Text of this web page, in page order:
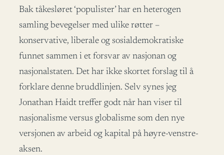
Bak tåkesløret ‘populister’ har en heterogen
samling bevegelser med ulike røtter –
konservative, liberale og sosialdemokratiske
funnet sammen i et forsvar av nasjonan og
nasjonalstaten. Det har ikke skortet forslag til å
forklare denne bruddlinjen. Selv synes jeg
Jonathan Haidt treffer godt når han viser til
nasjonalisme versus globalisme som den nye
versjonen av arbeid og kapital på høyre-venstre-
aksen.